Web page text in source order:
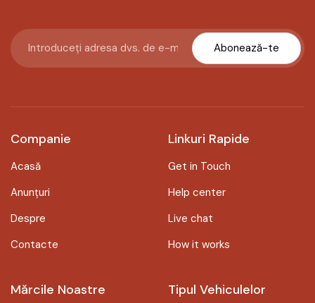
Abonează-te
Companie
Acasă
Anunțuri
Despre
Contacte
Linkuri Rapide
Get in Touch
Help center
Live chat
How it works
Mărcile Noastre Tipul Vehiculelor